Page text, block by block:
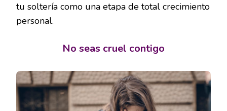
tu soltería como una etapa de total crecimiento
personal.
No seas cruel contigo